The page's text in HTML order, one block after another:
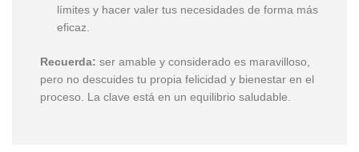
límites y hacer valer tus necesidades de forma más
eficaz.
Recuerda: ser amable y considerado es maravilloso,
pero no descuides tu propia felicidad y bienestar en el
proceso. La clave está en un equilibrio saludable.